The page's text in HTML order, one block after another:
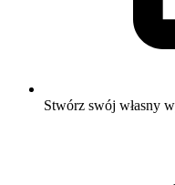
Stwórz swój własny